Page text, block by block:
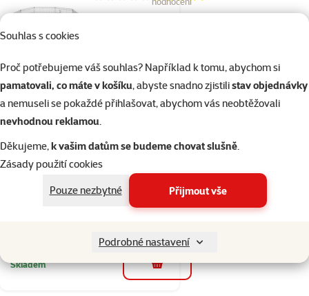
Souhlas s cookies
Proč potřebujeme váš souhlas? Například k tomu, abychom si
pamatovali, co máte v košíku, abyste snadno zjistilistav objednávky
a nemuseli se pokaždé přihlašovat, abychom vás neobtěžovali
nevhodnou reklamou.
Děkujeme,k vašim datům se budeme chovat slušně.
Zásady použití cookies
Pouze nezbytné
Přijmout vše
Podrobné nastavení
Cena
3 499 Kč
Doprava zdarma
do košíku
Dvířka plast hnědá s
trans.flapem
Hodnocení 100%, počet hodnocení: 1
Skladem do košíku